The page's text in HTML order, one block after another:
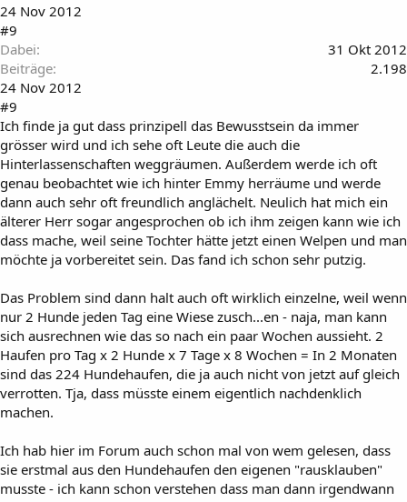
24 Nov 2012
#9
Dabei
31 Okt 2012
Beiträge
2.198
24 Nov 2012
#9
Ich finde ja gut dass prinzipell das Bewusstsein da immer
grösser wird und ich sehe oft Leute die auch die
Hinterlassenschaften weggräumen. Außerdem werde ich oft
genau beobachtet wie ich hinter Emmy herräume und werde
dann auch sehr oft freundlich anglächelt. Neulich hat mich ein
älterer Herr sogar angesprochen ob ich ihm zeigen kann wie ich
dass mache, weil seine Tochter hätte jetzt einen Welpen und man
möchte ja vorbereitet sein. Das fand ich schon sehr putzig.
Das Problem sind dann halt auch oft wirklich einzelne, weil wenn
nur 2 Hunde jeden Tag eine Wiese zusch...en - naja, man kann
sich ausrechnen wie das so nach ein paar Wochen aussieht. 2
Haufen pro Tag x 2 Hunde x 7 Tage x 8 Wochen = In 2 Monaten
sind das 224 Hundehaufen, die ja auch nicht von jetzt auf gleich
verrotten. Tja, dass müsste einem eigentlich nachdenklich
machen.
Ich hab hier im Forum auch schon mal von wem gelesen, dass
sie erstmal aus den Hundehaufen den eigenen "rausklauben"
musste - ich kann schon verstehen dass man dann irgendwann